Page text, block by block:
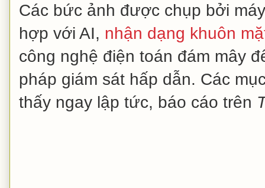
Các bức ảnh được chụp bởi
hợp với AI, nhận dạng khuôn
công nghệ điện toán đám mây
pháp giám sát hấp dẫn. Các
thấy ngay lập tức, báo cáo trên